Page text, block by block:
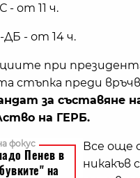
- от 11 ч.
- от 14 ч.
при
стъпка преди
за съставяне
на ГЕРБ.
Все още
никакъв